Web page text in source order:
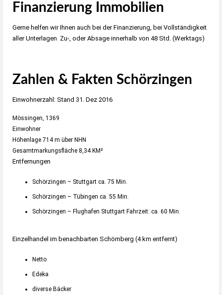
Finanzierung Immobilien
Gerne helfen wir Ihnen auch bei der Finanzierung, bei Vollständigkeit
aller Unterlagen Zu-, oder Absage innerhalb von 48 Std. (Werktags)
Zahlen & Fakten Schörzingen
Einwohnerzahl: Stand 31. Dez 2016
Mössingen, 1369
Einwohner
Höhenlage 714 m über NHN
Gesamtmarkungsfläche 8,34 KM²
Entfernungen
Schörzingen – Stuttgart ca. 75 Min.
Schörzingen – Tübingen ca. 55 Min.
Schörzingen – Flughafen Stuttgart Fahrzeit: ca. 60 Min.
Einzelhandel im benachbarten Schömberg (4 km entfernt)
Netto
Edeka
diverse Bäcker